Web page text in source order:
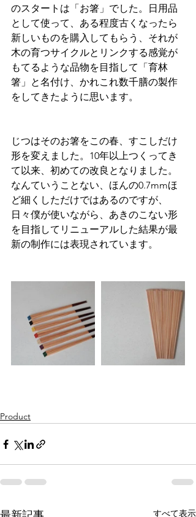
のスタートは「お箸」でした。日用品
として使って、ある程度古くなったら
新しいものを購入してもらう、それが
木の育つサイクルとリンクする感覚が
もてるような品物を目指して「育林
箸」と名付け、かれこれ数千膳の製作
をしてきたように思います。
じつはそのお箸をこの春、すこしだけ
形を変えました。10年以上つくってき
て以来、初めての改良となりました。
なんていうことない、ほんの0.7mmほ
ど細くしただけではあるのですが、
日々僕が使いながら、あきのこない形
を目指してリニューアルした結果が最
新の制作には表現されています。
Product
すべて表示